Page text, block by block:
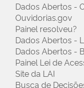
Dados Abertos -
Ouvidorias.gov
Painel resolveu?
Dados Abertos -
Dados Abertos -
Painel Lei de
Site da LAI
Busca de